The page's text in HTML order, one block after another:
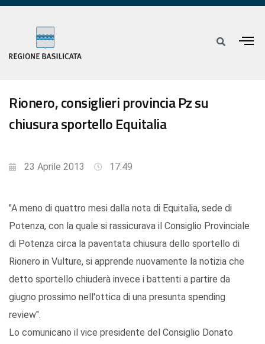
Rionero, consiglieri provincia Pz su
chiusura sportello Equitalia
23 Aprile 2013 17:49
"A meno di quattro mesi dalla nota di Equitalia, sede di
Potenza, con la quale si rassicurava il Consiglio Provinciale
di Potenza circa la paventata chiusura dello sportello di
Rionero in Vulture, si apprende nuovamente la notizia che
detto sportello chiuderà invece i battenti a partire da
giugno prossimo nell'ottica di una presunta spending
review".
Lo comunicano il vice presidente del Consiglio Donato